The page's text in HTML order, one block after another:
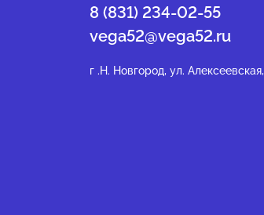
8 (831) 234-02-55
vega52@vega52.ru
г .Н. Новгород, ул.